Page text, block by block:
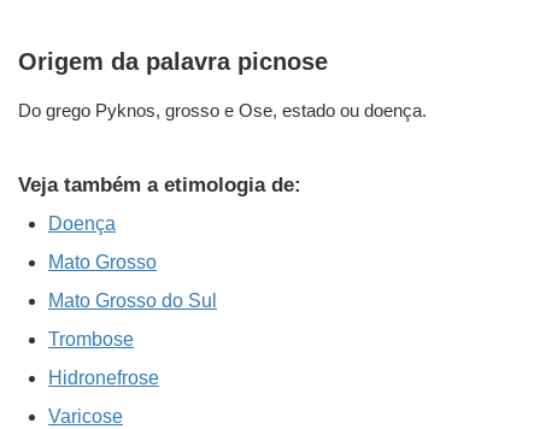
Origem da palavra picnose
Do grego Pyknos, grosso e Ose, estado ou doença.
Veja também a etimologia de:
Doença
Mato Grosso
Mato Grosso do Sul
Trombose
Hidronefrose
Varicose